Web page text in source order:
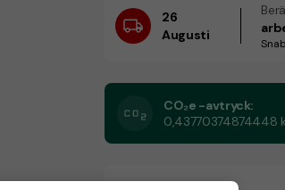
26
Augusti
CO₂e -avtryck:
0,43770374874448